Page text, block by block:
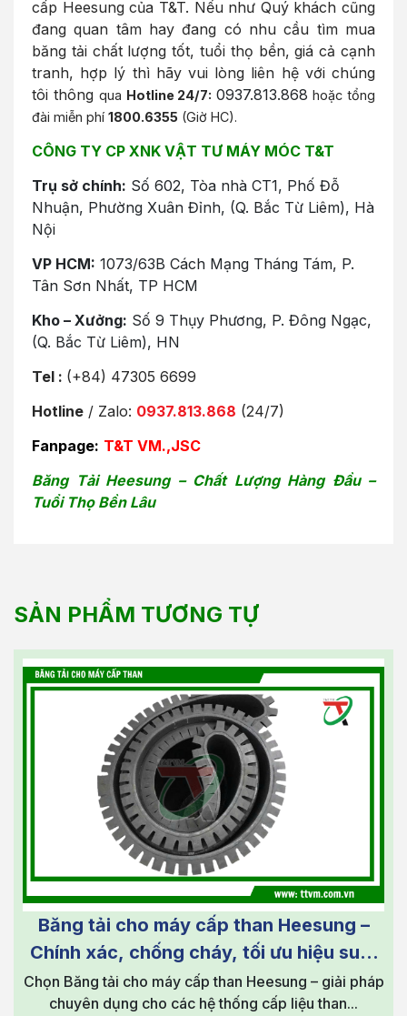
cấp Heesung của T&T. Nếu như Quý khách cũng
đang quan tâm hay đang có nhu cầu tìm mua
băng tải chất lượng tốt, tuổi thọ bền, giá cả cạnh
tranh, hợp lý thì hãy vui lòng liên hệ với chúng
tôi thông qua Hotline 24/7: 0937.813.868 hoặc tổng
đài miễn phí 1800.6355 (Giờ HC).
CÔNG TY CP XNK VẬT TƯ MÁY MÓC T&T
Trụ sở chính: Số 602, Tòa nhà CT1, Phố Đỗ
Nhuận, Phường Xuân Đỉnh, (Q. Bắc Từ Liêm), Hà
Nội
VP HCM: 1073/63B Cách Mạng Tháng Tám, P.
Tân Sơn Nhất, TP HCM
Kho – Xưởng: Số 9 Thụy Phương, P. Đông Ngạc,
(Q. Bắc Từ Liêm), HN
Tel : (+84) 47305 6699
Hotline / Zalo: 0937.813.868 (24/7)
Fanpage: T&T VM.,JSC
Băng Tải Heesung – Chất Lượng Hàng Đầu –
Tuổi Thọ Bền Lâu
SẢN PHẨM TƯƠNG TỰ
Băng tải cho máy cấp than Heesung –
Chính xác, chống cháy, tối ưu hiệu suất
lò hơi
Chọn Băng tải cho máy cấp than Heesung – giải pháp
chuyên dụng cho các hệ thống cấp liệu than...